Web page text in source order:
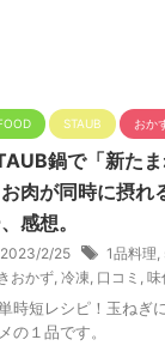
STAUB おか
鍋で「新た
肉が同時に摂れ
感想。
2023/2/25 1品料理
おかず 冷凍 口コミ 味
時短レシピ！玉ねぎ
の１品です。